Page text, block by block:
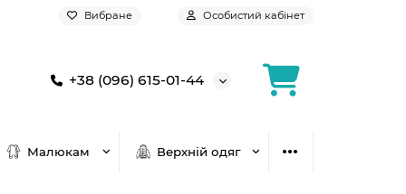
Вибране Особистий кабінет
+38 (096) 615-01-44
Малюкам Верхній одяг